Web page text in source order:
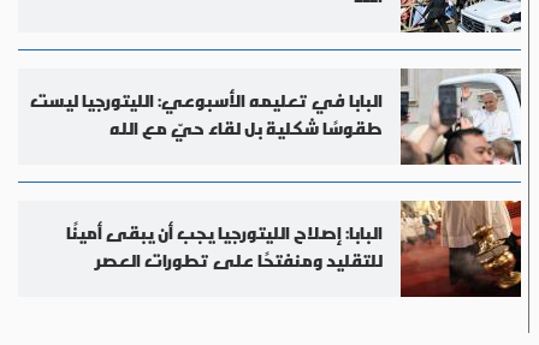
البابا في تعليمه الأسبوعي: الليتورجيا ليست
طقوسًا شكلية بل لقاء حيّ مع الله
البابا: إصلاح الليتورجيا يجب أن يبقى أمينًا
للتقليد ومنفتحًا على تطورات العصر